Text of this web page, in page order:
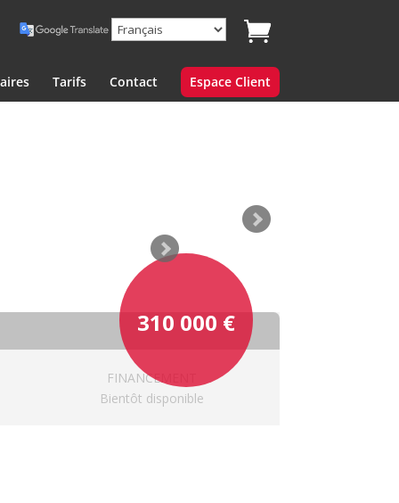
Tarifs Contact Espace Client
310 000 €
FINANCEMENT
Bientôt disponible